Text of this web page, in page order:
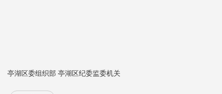
亭湖区委组织部 亭湖区纪委监委机关